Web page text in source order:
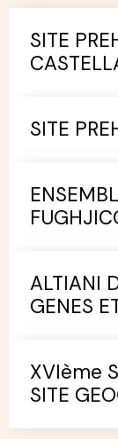
SITE
SITE
ALTIANI
GENES
XVIème
SITE